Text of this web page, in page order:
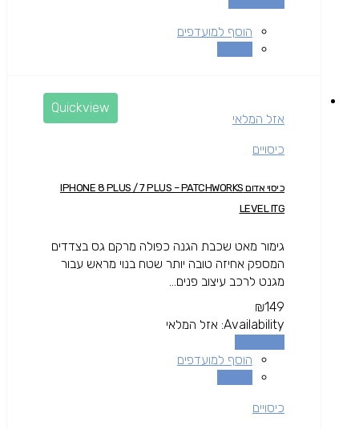
הוסף למועדפים
Quickview
אזל המלאי
כיסויים
כיסוי אדום IPHONE 8 PLUS / 7 PLUS – PATCHWORKS
LEVEL ITG
גימור מאט שכבת הגנה כפולה מרקם גס בצדדים
המספק אחיזה טובה יותר שטח בנוי מראש עבור
מגנט לרכב עיצוב פנים...
₪149
Availability: אזל המלאי
הוסף למועדפים
כיסויים